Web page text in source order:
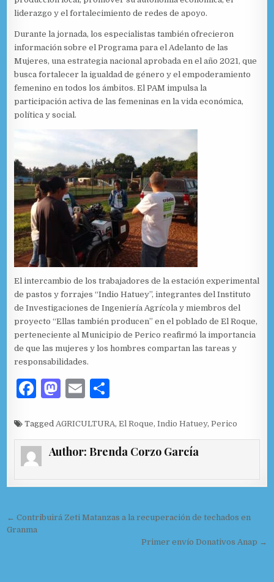
liderazgo y el fortalecimiento de redes de apoyo.
Durante la jornada, los especialistas también ofrecieron
información sobre el Programa para el Adelanto de las
Mujeres, una estrategia nacional aprobada en el año 2021, que
busca fortalecer la igualdad de género y el empoderamiento
femenino en todos los ámbitos. El PAM impulsa la
participación activa de las femeninas en la vida económica,
política y social.
El intercambio de los trabajadores de la estación experimental
de pastos y forrajes “Indio Hatuey”, integrantes del Instituto
de Investigaciones de Ingeniería Agrícola y miembros del
proyecto “Ellas también producen” en el poblado de El Roque,
perteneciente al Municipio de Perico reafirmó la importancia
de que las mujeres y los hombres compartan las tareas y
responsabilidades.
F
c
e
b
o
k
M
to
d
n
E
ai
l
m
p
ti
Tagged AGRICULTURA,El Roque,Indio Hatuey,Perico
Author: Brenda Corzo García
Navegación de entradas
← Contribuirá Zeti Matanzas a la recuperación de techados en
Granma
Primer envío Donativos Anap →